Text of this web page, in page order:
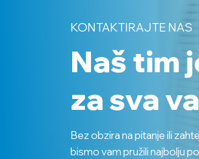
KONTAKTIRAJTE NAS
Naš tim
za sva
Bez obzira na pitanje ili
bismo vam pružili najbolju